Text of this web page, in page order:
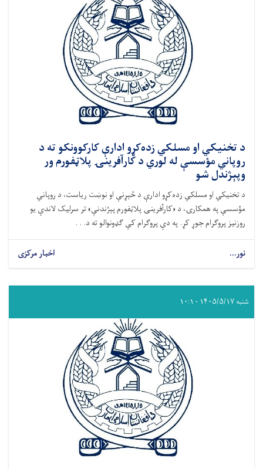
د تخنیکي او مسلکي زده‌کړو ادارې کارکوونکو ته د
روپاني مؤسسې له لوري د کارآفرینۍ پلاټفورم ور
وپېژندل شو
د تخنیکي او مسلکي زده‌کړو ادارې د څېړنې او نوښت ریاست، د روپاني
مؤسسې په همکارۍ، د «کارآفرینۍ پلاټفورم پېژندنې» تر سرلیک لاندې یو
روزنیز پروګرام جوړ کړ. په دې پروګرام کې ګډونوالو ته د. . .
نور... اخبار مرکزی
شنبه ۱۴۰۵/۵/۱۷ - ۱۰:۱